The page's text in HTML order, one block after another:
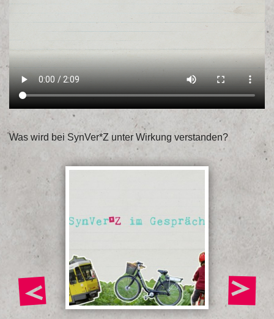
Was wird bei SynVer*Z unter Wirkung verstanden?